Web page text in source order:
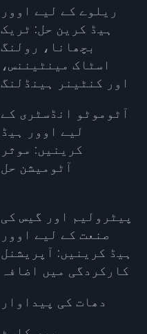
ریلوے کے لیے اوور
ہیڈ کرین حل: ٹریک
بچھانا، رولنگ
اسٹاک مینٹیننس،
اور کنٹینر ہینڈلنگ
آٹوموٹو انڈسٹری کے
لیے اوور ہیڈ
کرینیں: موثر
آٹومیشن حل
پیٹرولیم اور گیس کی
صنعت کے لیے اوور
ہیڈ کرینیں: آپریشنل
کارکردگی میں اضافہ
دھات کی پیداوار